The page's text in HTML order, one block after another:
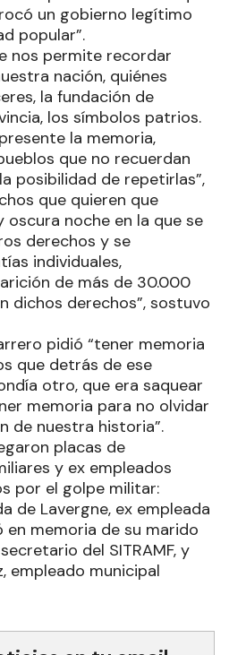
en la historia de
cumplen 47 años de aquel
un gobierno legítimo
popular”.
nos permite recordar
nación, quiénes
la fundación de
los símbolos patrios.
la memoria,
que no recuerdan
posibilidad de repetirlas”,
que quieren que
noche en la que se
derechos y se
individuales,
de más de 30.000
dichos derechos”, sostuvo
pidió “tener memoria
que detrás de ese
otro, que era saquear
memoria para no olvidar
de nuestra historia”.
placas de
y ex empleados
por el golpe militar:
de Lavergne, ex empleada
memoria de su marido
del SITRAMF, y